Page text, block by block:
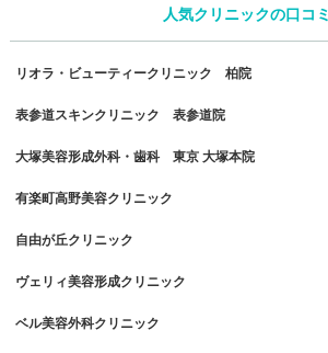
人気クリニックの口コミ
リオラ・ビューティークリニック 柏院
表参道スキンクリニック 表参道院
大塚美容形成外科・歯科 東京 大塚本院
有楽町高野美容クリニック
自由が丘クリニック
ヴェリィ美容形成クリニック
ベル美容外科クリニック